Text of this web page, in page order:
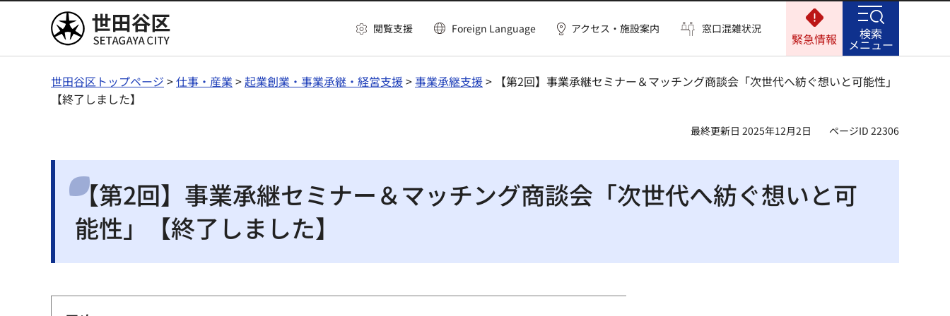
世田谷区 閲覧支援 Foreign Language アクセス・施設案内 窓口混雑状況
緊急情報 検索
メニュー
世田谷区トップページ >仕事・産業 >起業創業・事業承継・経営支援>事業承継支援> 【第2回】事業承継セミナー＆マッチング商談会「次世代へ紡ぐ想いと可能性」
【終了しました】
最終更新日 2025年12月2日 ページID 22306
【第2回】事業承継セミナー＆マッチング商談会「次世代へ紡ぐ想いと可
能性」【終了しました】